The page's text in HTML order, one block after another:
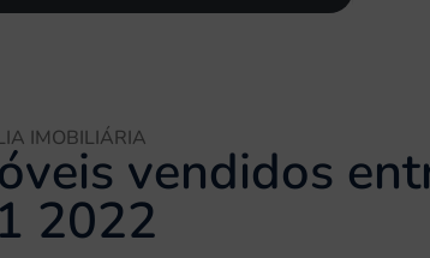
IMOBILIÁRIAvendidos
2022